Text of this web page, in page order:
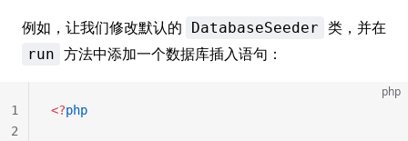
例如，让我们修改默认的
DatabaseSeeder 类，并在
run 方法中添加一个数据库插入语句：
php
<?php
1
2